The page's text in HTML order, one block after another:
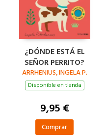
¿DÓNDE ESTÁ EL
SEÑOR PERRITO?
ARRHENIUS, INGELA P.
Disponible en tienda
9,95 €
Comprar